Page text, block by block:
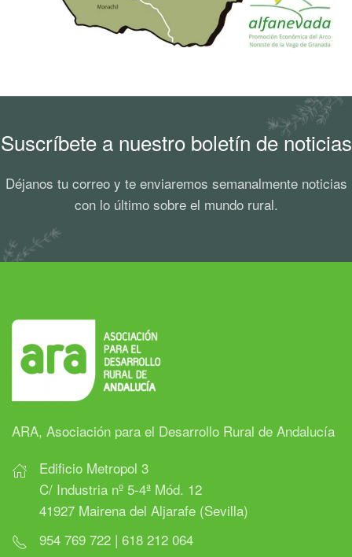
Suscríbete a nuestro boletín de noticias
Déjanos tu correo y te enviaremos semanalmente noticias
con lo último sobre el mundo rural.
ARA, Asociación para el Desarrollo Rural de Andalucía
Edificio Metropol 3
C/ Industria nº 5-4ª Mód. 12
41927 Mairena del Aljarafe (Sevilla)
954 769 722 | 618 212 064